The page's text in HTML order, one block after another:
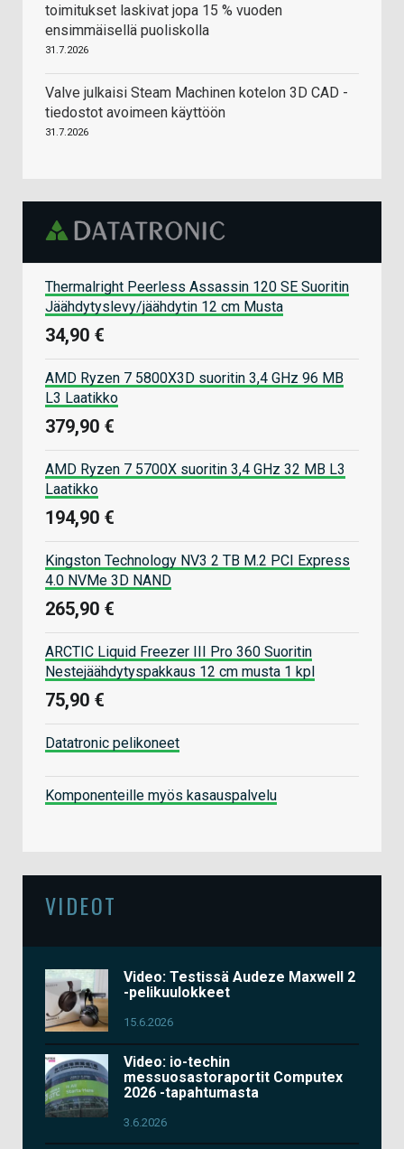
toimitukset laskivat jopa 15 % vuoden
ensimmäisellä puoliskolla
31.7.2026
Valve julkaisi Steam Machinen kotelon 3D CAD -
tiedostot avoimeen käyttöön
31.7.2026
Thermalright Peerless Assassin 120 SE Suoritin
Jäähdytyslevy/jäähdytin 12 cm Musta
34,90 €
AMD Ryzen 7 5800X3D suoritin 3,4 GHz 96 MB
L3 Laatikko
379,90 €
AMD Ryzen 7 5700X suoritin 3,4 GHz 32 MB L3
Laatikko
194,90 €
Kingston Technology NV3 2 TB M.2 PCI Express
4.0 NVMe 3D NAND
265,90 €
ARCTIC Liquid Freezer III Pro 360 Suoritin
Nestejäähdytyspakkaus 12 cm musta 1 kpl
75,90 €
Datatronic pelikoneet
Komponenteille myös kasauspalvelu
VIDEOT
Video: Testissä Audeze Maxwell 2
-pelikuulokkeet
15.6.2026
Video: io-techin
messuosastoraportit Computex
2026 -tapahtumasta
3.6.2026